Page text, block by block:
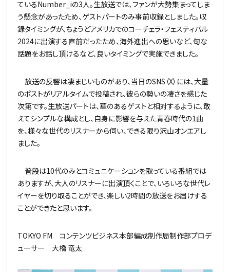
ているNumber_iの3人。生放送では、ファンが大勢集まってしま
う懸念があったため、ゲストパートのみ事前収録としました。収
録タイミングが、ちょうどアメリカでのコーチェラ・フェスティバル
2024に出演する直前だったため、海外進出への思いなど、旬な
話題をお話し頂けるなど、良いタイミングで実施できました。
放送の反響は凄まじいものがあり、当日のSNS（X）には、大量
のポストがリアルタイムで投稿され、彼らの勢いの凄さを感じた
次第です。生放送パートは、華のあるゲストと相対するように、敢
えてシンプルな構成とし、自身に影響を与えた青春時代の1曲
を、様々な世代のリスナーから伺い、できる限り沢山オンエアし
ました。
普段は10代のみとコミュニケーションを取っている番組では
ありますが、大人のリスナーに出演頂くことで、いろいろな世代レ
イヤーを切り取ることができ、楽しい2時間の放送をお届けする
ことができたと思います。
TOKYO FM コンテンツビジネス本部編成制作局制作部プロデ
ューサー 大橋 竜太